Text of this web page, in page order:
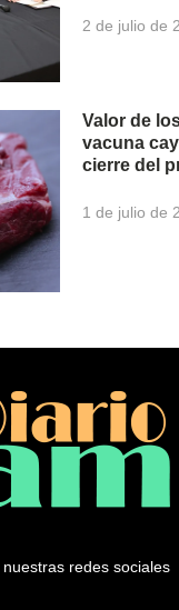
2 de julio de
Valor de
vacuna
cierre del
1 de julio de
redes sociales